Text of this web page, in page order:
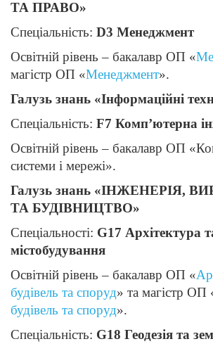
ТА ПРАВО»
Спеціальність: D3 Менеджмент
Освітній рівень – бакалавр ОП «
магістр ОП «Менеджмент».
Галузь знань «Інформаційні
Спеціальність: F7 Комп’ютерна
Освітній рівень – бакалавр ОП
системи і мережі».
Галузь знань «ІНЖЕНЕРІЯ,
ТА БУДІВНИЦТВО»
Спеціальності: G17 Архітектура
містобудування
Освітній рівень – бакалавр ОП «
будівель та споруд» та магістр ОП
будівель та споруд».
Спеціальність: G18 Геодезія та